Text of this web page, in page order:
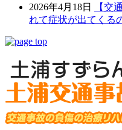
2026年4月18日
【交
れて症状が出てくる